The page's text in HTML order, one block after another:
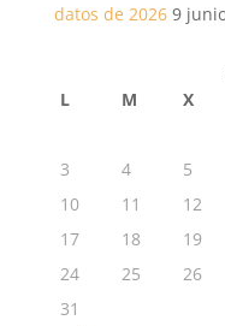
datos de 2026 9
L M X
3
4 5
10
11 12
17
18 19
24
25 26
31